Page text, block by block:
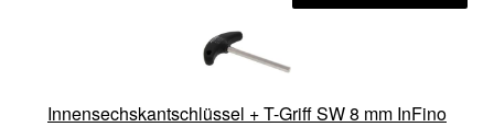
Innensechskantschlüssel + T-Griff SW 8 mm InFino